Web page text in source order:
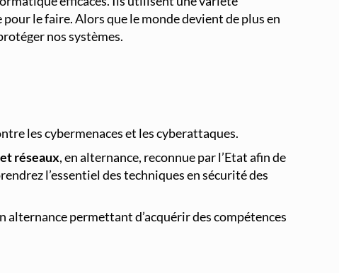
le faire. Alors que le monde devient de plus en
nos systèmes.
les cybermenaces et les cyberattaques.
réseaux, en alternance, reconnue par l’Etat afin de
l’essentiel des techniques en sécurité des
alternance permettant d’acquérir des compétences